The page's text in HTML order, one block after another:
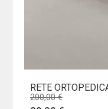
RETE
200,00€